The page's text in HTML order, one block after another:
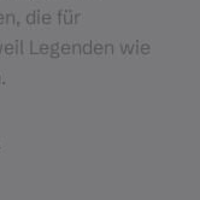
die für
Legenden wie